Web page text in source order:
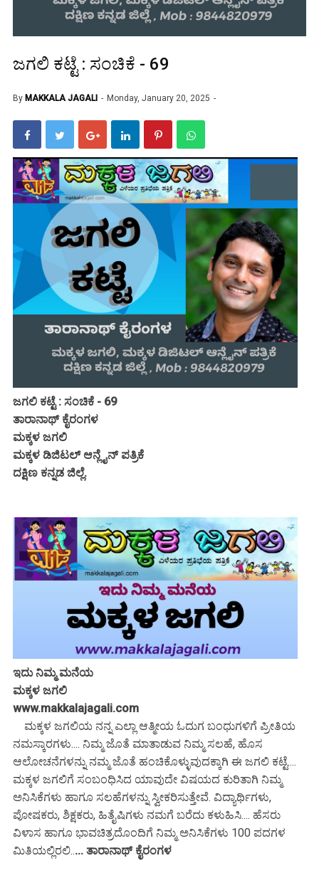
ಜಗಲಿ ಕಟ್ಟೆ : ಸಂಚಿಕೆ - 69
By MAKKALA JAGALI Monday, January 20, 2025
ಜಗಲಿ ಕಟ್ಟೆ : ಸಂಚಿಕೆ - 69
ತಾರಾನಾಥ್ ಕೈರಂಗಳ
ಮಕ್ಕಳ ಜಗಲಿ
ಮಕ್ಕಳ ಡಿಜಿಟಲ್ ಆನ್ಲೈನ್ ಪತ್ರಿಕೆ
ದಕ್ಷಿಣ ಕನ್ನಡ ಜಿಲ್ಲೆ.
ಇದು ನಿಮ್ಮ ಮನೆಯ
ಮಕ್ಕಳ ಜಗಲಿ
www.makkalajagali.com
ಮಕ್ಕಳ ಜಗಲಿಯ ನನ್ನ ಎಲ್ಲಾ ಆತ್ಮೀಯ ಓದುಗ ಬಂಧುಗಳಿಗೆ ಪ್ರೀತಿಯ
ನಮಸ್ಕಾರಗಳು.... ನಿಮ್ಮ ಜೊತೆ ಮಾತಾಡುವ ನಿಮ್ಮ ಸಲಹೆ, ಹೊಸ
ಆಲೋಚನೆಗಳನ್ನು ನಮ್ಮ ಜೊತೆ ಹಂಚಿಕೊಳ್ಳುವುದಕ್ಕಾಗಿ ಈ ಜಗಲಿ ಕಟ್ಟೆ....
ಮಕ್ಕಳ ಜಗಲಿಗೆ ಸಂಬಂಧಿಸಿದ ಯಾವುದೇ ವಿಷಯದ ಕುರಿತಾಗಿ ನಿಮ್ಮ
ಅನಿಸಿಕೆಗಳು ಹಾಗೂ ಸಲಹೆಗಳನ್ನು ಸ್ವೀಕರಿಸುತ್ತೇವೆ. ವಿದ್ಯಾರ್ಥಿಗಳು,
ಪೋಷಕರು, ಶಿಕ್ಷಕರು, ಹಿತೈಷಿಗಳು ನಮಗೆ ಬರೆದು ಕಳುಹಿಸಿ.... ಹೆಸರು
ವಿಳಾಸ ಹಾಗೂ ಭಾವಚಿತ್ರದೊಂದಿಗೆ ನಿಮ್ಮ ಅನಿಸಿಕೆಗಳು 100 ಪದಗಳ
ಮಿತಿಯಲ್ಲಿರಲಿ..... ತಾರಾನಾಥ್ ಕೈರಂಗಳ